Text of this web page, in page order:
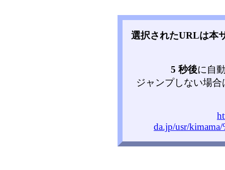
選択されたURLは本
5 秒後に自
ジャンプしない場
da.jp/usr/